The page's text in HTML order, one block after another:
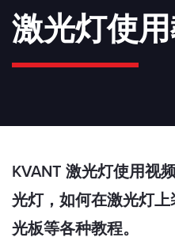
激光灯使
KVANT 激光灯使用视
光灯，如何在激光灯
光板等各种教程。